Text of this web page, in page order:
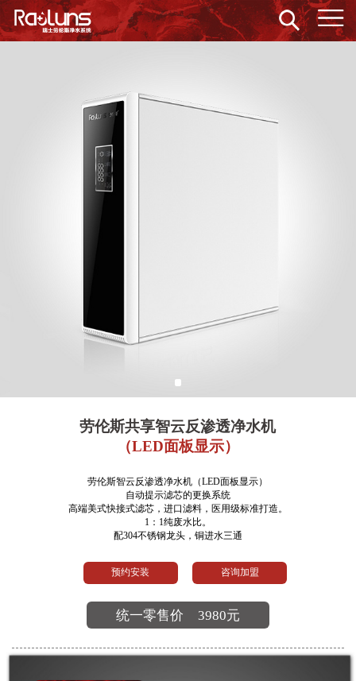
劳伦斯共享智云反渗透净水机
（LED面板显示）
劳伦斯智云反渗透净水机（LED面板显示）
自动提示滤芯的更换系统
高端美式快接式滤芯，进口滤料，医用级标准打造。
1：1纯废水比。
配304不锈钢龙头，铜进水三通
预约安装 咨询加盟
统一零售价 3980元